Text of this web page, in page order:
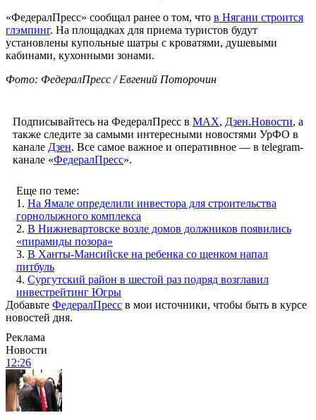
«ФедералПресс» сообщал ранее о том, что в Нягани строится
глэмпинг. На площадках для приема туристов будут
установлены купольные шатры с кроватями, душевыми
кабинами, кухонными зонами.
Фото: ФедералПресс / Евгений Поторочин
Подписывайтесь на ФедералПресс в МАХ, Дзен.Новости, а
также следите за самыми интересными новостями УрФО в
канале Дзен. Все самое важное и оперативное — в telegram-
канале «ФедералПресс».
Еще по теме:
1. На Ямале определили инвестора для строительства
горнолыжного комплекса
2. В Нижневартовске возле домов должников появились
«пирамиды позора»
3. В Ханты-Мансийске на ребенка со щенком напал
питбуль
4. Сургутский район в шестой раз подряд возглавил
инвестрейтинг Югры
Добавьте ФедералПресс в мои источники, чтобы быть в курсе
новостей дня.
Реклама
Новости
12:26